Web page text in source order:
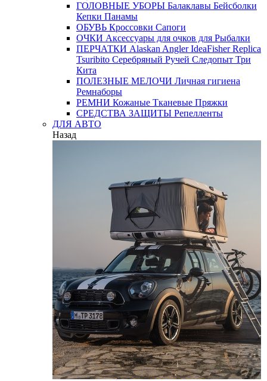
ГОЛОВНЫЕ УБОРЫ Балаклавы Бейсболки
Кепки Панамы
ОБУВЬ Кроссовки Сапоги
ОЧКИ Аксессуары для очков для Рыбалки
ПЕРЧАТКИ Alaskan AnglerIdeaFisherReplica
Tsuribito Серебряный Ручей Следопыт Три
Кита
ПОЛЕЗНЫЕ МЕЛОЧИ Личная гигиена
Ремнаборы
РЕМНИ Кожаные Тканевые Пряжки
СРЕДСТВА ЗАЩИТЫ Репелленты
ДЛЯ АВТО
Назад